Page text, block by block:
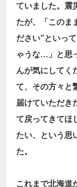
ていました。震
たが、「このま
ださい”といっ
ゃうな…」と思
んが気にしてく
て、その方々と
届けていただき
て戻ってきてほ
たい、という思
た。
これまで北海道